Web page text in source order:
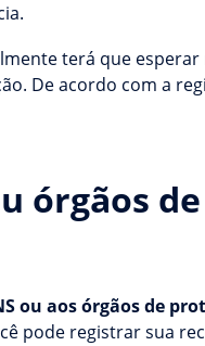
terá que
De acordo com a
órgãos
ou aos órgãos de
pode registrar sua